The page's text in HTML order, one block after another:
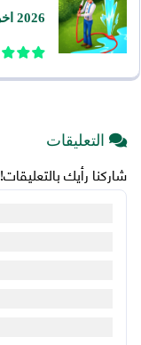
2026 اخر اصدار للاندرويد
التعليقات
شاركنا رأيك بالتعليقات!